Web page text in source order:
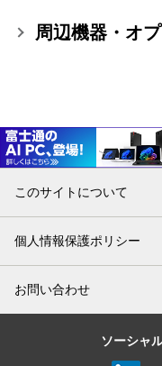
周辺機器・オ
このサイトについて
個人情報保護ポリシー
お問い合わせ
ソーシャ